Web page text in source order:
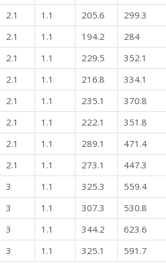
2.1 1.1 205.6 299.3
2.1 1.1 194.2 284
2.1 1.1 229.5 352.1
2.1 1.1 216.8 334.1
2.1 1.1 235.1 370.8
2.1 1.1 222.1 351.8
2.1 1.1 289.1 471.4
2.1 1.1 273.1 447.3
3 1.1 325.3 559.4
3 1.1 307.3 530.8
3 1.1 344.2 623.6
3 1.1 325.1 591.7